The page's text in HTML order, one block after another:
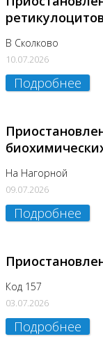
ретикулоцитов
В Сколково
10.07.2026
Подробнее
На Нагорной
09.07.2026
Подробнее
Код 157
03.07.2026
Подробнее